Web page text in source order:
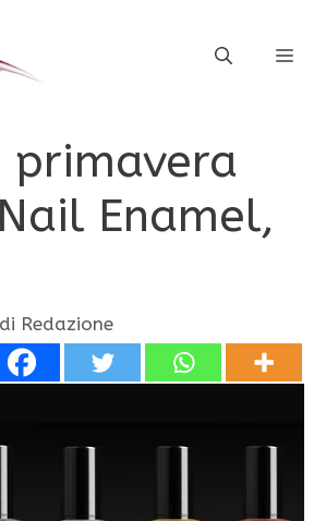
primavera
Enamel,
di Redazione